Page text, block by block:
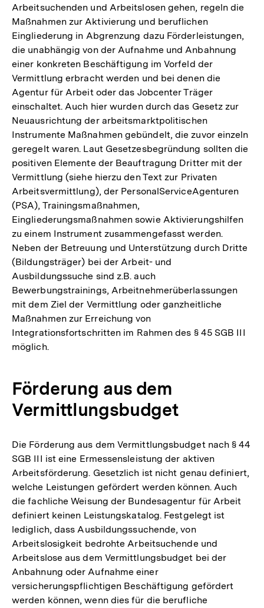
Arbeitsuchenden und Arbeitslosen gehen, regeln die
Maßnahmen zur Aktivierung und beruflichen
Eingliederung in Abgrenzung dazu Förderleistungen,
die unabhängig von der Aufnahme und Anbahnung
einer konkreten Beschäftigung im Vorfeld der
Vermittlung erbracht werden und bei denen die
Agentur für Arbeit oder das Jobcenter Träger
einschaltet. Auch hier wurden durch das Gesetz zur
Neuausrichtung der arbeitsmarktpolitischen
Instrumente Maßnahmen gebündelt, die zuvor einzeln
geregelt waren. Laut Gesetzesbegründung sollten die
positiven Elemente der Beauftragung Dritter mit der
Vermittlung (siehe hierzu den Text zur Privaten
Arbeitsvermittlung), der PersonalServiceAgenturen
(PSA), Trainingsmaßnahmen,
Eingliederungsmaßnahmen sowie Aktivierungshilfen
zu einem Instrument zusammengefasst werden.
Neben der Betreuung und Unterstützung durch Dritte
(Bildungsträger) bei der Arbeit- und
Ausbildungssuche sind z.B. auch
Bewerbungstrainings, Arbeitnehmerüberlassungen
mit dem Ziel der Vermittlung oder ganzheitliche
Maßnahmen zur Erreichung von
Integrationsfortschritten im Rahmen des § 45 SGB III
möglich.
Förderung aus dem
Vermittlungsbudget
Die Förderung aus dem Vermittlungsbudget nach § 44
SGB III ist eine Ermessensleistung der aktiven
Arbeitsförderung. Gesetzlich ist nicht genau definiert,
welche Leistungen gefördert werden können. Auch
die fachliche Weisung der Bundesagentur für Arbeit
definiert keinen Leistungskatalog. Festgelegt ist
lediglich, dass Ausbildungssuchende, von
Arbeitslosigkeit bedrohte Arbeitsuchende und
Arbeitslose aus dem Vermittlungsbudget bei der
Anbahnung oder Aufnahme einer
versicherungspflichtigen Beschäftigung gefördert
werden können, wenn dies für die berufliche